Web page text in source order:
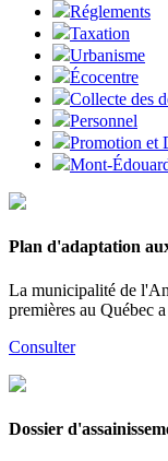
Réglements
Taxation
Urbanisme
Écocentre
Collecte des
Personnel
Promotion et
Mont-
Plan d'adaptation
La municipalité de
premières au Québec
Consulter
Dossier